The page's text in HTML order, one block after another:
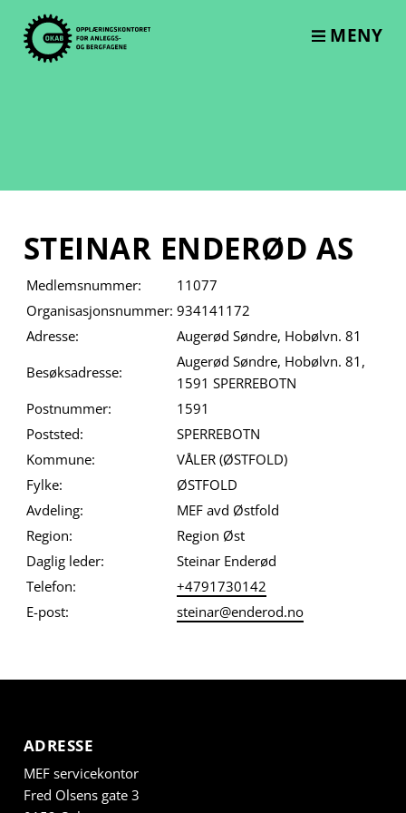
content
MENY
STEINAR ENDERØD AS
Medlemsnummer:
11077
Organisasjonsnummer: 934141172
Adresse:
Augerød Søndre, Hobølvn. 81
Besøksadresse:
Augerød Søndre, Hobølvn. 81,
1591 SPERREBOTN
Postnummer:
1591
Poststed:
SPERREBOTN
Kommune:
VÅLER (ØSTFOLD)
Fylke:
ØSTFOLD
Avdeling:
MEF avd Østfold
Region:
Region Øst
Daglig leder:
Steinar Enderød
Telefon:
+4791730142
E-post:
steinar@enderod.no
ADRESSE
MEF servicekontor
Fred Olsens gate 3